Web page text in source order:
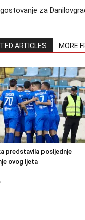
za
ARTICLES MORE
predstavila posljednje
ovog ljeta